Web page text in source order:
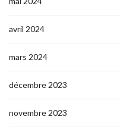
avril 2024
mars 2024
décembre 2023
novembre 2023